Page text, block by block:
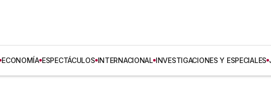
ECONOMÍA ESPECTÁCULOS INTERNACIONAL INVESTIGACIONES Y ESPECIALES